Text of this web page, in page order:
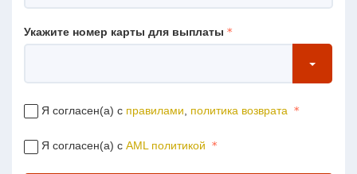
Укажите номер карты для выплаты
Я согласен(а) с правилами политика возврата
Я согласен(а) сAML политикой